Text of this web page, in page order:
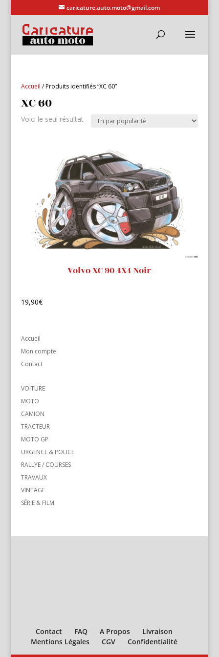
caricature.auto.moto@gmail.com
Accueil / Produits identifiés “XC 60”
XC 60
Voici le seul résultat
Volvo XC 90 4X4 Noir
19,90€
Accueil
Mon compte
Contact
VOITURE
MOTO
CAMION
TRACTEUR
MOTO GP
URGENCE & POLICE
RALLYE / COURSES
TRAVAUX
VINTAGE
SÉRIE & FILM
Contact FAQ A Propos
Livraison
Mentions Légales
CGV Confidentialité